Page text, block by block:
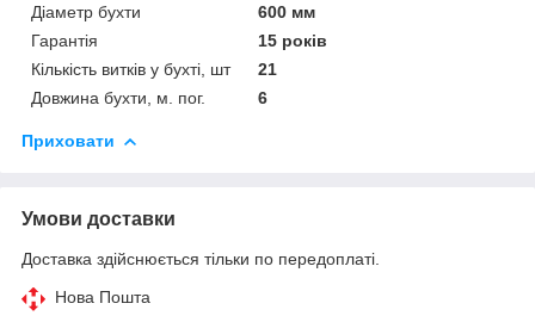
Діаметр бухти
600 мм
Гарантія
15 років
Кількість витків у бухті, шт
21
Довжина бухти, м. пог.
6
Приховати
Умови доставки
Доставка здійснюється тільки по передоплаті.
Нова Пошта